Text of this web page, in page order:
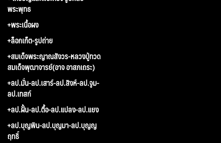
พระพุทธ
+พระเนื้อผง
+ล็อกเก็ต-รูปถ่าย
+สมเด็จพระญาณสังวร-หลวงปู่ทวด
สมเด็จพุฒาจารย์(อาจ อาสภเถระ)
+ลป.มั่น-ลป.เสาร์-ลป.สิงห์-ลป.จูม-
ลป.เทสก์
+ลป.ฝั้น-ลป.ตื้อ-ลป.แปลง-ลป.แยง
+ลป.บุญพิน-ลป.บุญมา-ลป.บุญญ
ฤทธิ์